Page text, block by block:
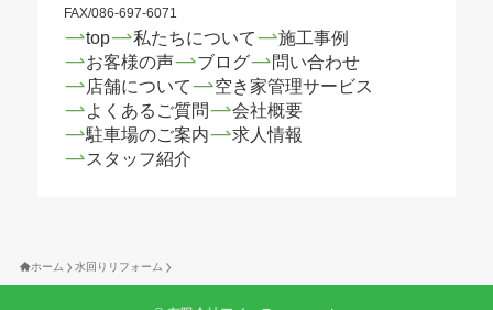
FAX/086-697-6071
top 私たちについて
施工事例
お客様の声
ブログ
問い合わせ
店舗について
空き家管理サービス
よくあるご質問
会社概要
駐車場のご案内
求人情報
スタッフ紹介
ホーム 水回りリフォーム